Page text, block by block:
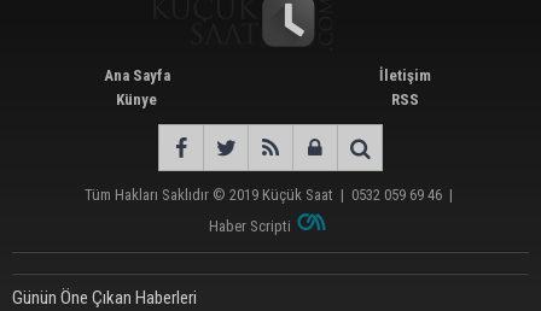
Ana Sayfa
Künye
İletişim
RSS
Tüm Hakları Saklıdır © 2019 Küçük Saat | 0532 059 69 46 |
Haber Scripti
Günün Öne Çıkan Haberleri